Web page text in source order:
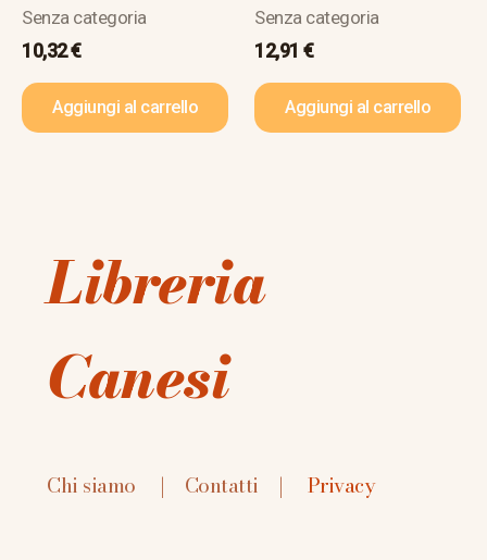
Senza categoria
10,32€
Aggiungi al carrello
Senza categoria
12,91 €
Aggiungi al carrello
Libreria
Canesi
Chi siamo | Contatti | Privacy